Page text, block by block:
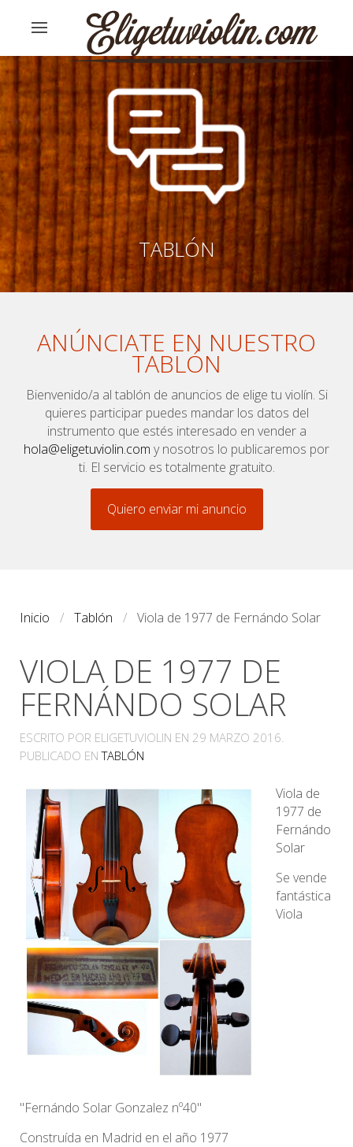
TABLÓN
ANÚNCIATE EN NUESTRO
TABLÓN
Bienvenido/a al tablón de anuncios de elige tu violín. Si
quieres participar puedes mandar los datos del
instrumento que estés interesado en vender a
hola@eligetuviolin.com y nosotros lo publicaremos por
ti. El servicio es totalmente gratuito.
Quiero enviar mi anuncio
Inicio Tablón Viola de 1977 de Fernándo Solar
VIOLA DE 1977 DE
FERNÁNDO SOLAR
ESCRITO POR ELIGETUVIOLIN EN 29 MARZO 2016.
PUBLICADO ENTABLÓN
Viola de
1977 de
Fernándo
Solar
Se vende
fantástica
Viola
"Fernándo Solar Gonzalez nº40"
Construída en Madrid en el año 1977